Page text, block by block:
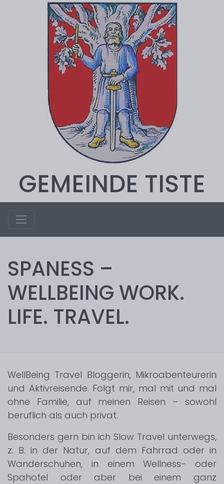
GEMEINDE TISTE
SPANESS –
WELLBEING WORK.
LIFE. TRAVEL.
WellBeing Travel Bloggerin, Mikroabenteurerin
und Aktivreisende. Folgt mir, mal mit und mal
ohne Familie, auf meinen Reisen – sowohl
beruflich als auch privat.
Besonders gern bin ich Slow Travel unterwegs,
z. B. in der Natur, auf dem Fahrrad oder in
Wanderschuhen, in einem Wellness- oder
Spahotel oder aber bei einem ganz